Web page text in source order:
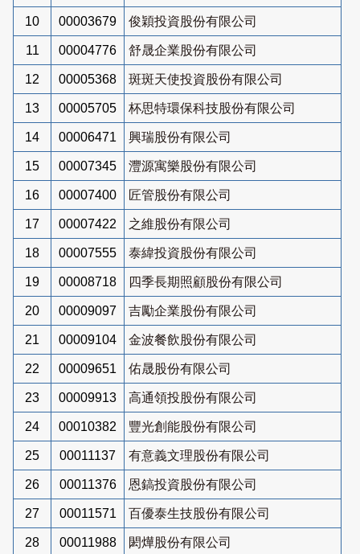
10 00003679 俊穎投資股份有限公司
11 00004776 舒晟企業股份有限公司
12 00005368 斑斑天使投資股份有限公司
13 00005705 杯思特環保科技股份有限公司
14 00006471 興瑞股份有限公司
15 00007345 灃源寓樂股份有限公司
16 00007400 匠管股份有限公司
17 00007422 之維股份有限公司
18 00007555 泰緯投資股份有限公司
19 00008718 四季長期照顧股份有限公司
20 00009097 吉勵企業股份有限公司
21 00009104 金波餐飲股份有限公司
22 00009651 佑晟股份有限公司
23 00009913 高通領投股份有限公司
24 00010382 豐光創能股份有限公司
25 00011137 有意義文理股份有限公司
26 00011376 恩鎬投資股份有限公司
27 00011571 百優泰生技股份有限公司
28 00011988 閎燁股份有限公司